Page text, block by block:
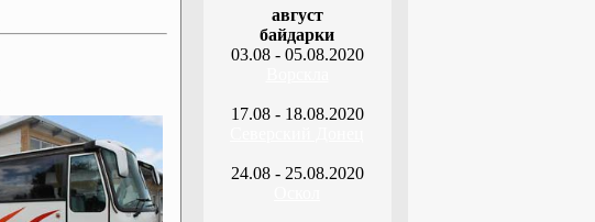
август
байдарки
03.08 - 05.08.2020
17.08 - 18.08.2020
24.08 - 25.08.2020